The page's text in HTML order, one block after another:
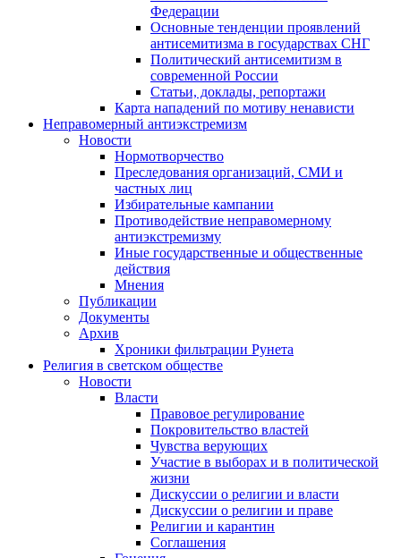
Федерации
Основные тенденции проявлений
антисемитизма в государствах СНГ
Политический антисемитизм в
современной России
Статьи, доклады, репортажи
Карта нападений по мотиву ненависти
Неправомерный антиэкстремизм
Новости
Нормотворчество
Преследования организаций, СМИ и
частных лиц
Избирательные кампании
Противодействие неправомерному
антиэкстремизму
Иные государственные и общественные
действия
Мнения
Публикации
Документы
Архив
Хроники фильтрации Рунета
Религия в светском обществе
Новости
Власти
Правовое регулирование
Покровительство властей
Чувства верующих
Участие в выборах и в политической
жизни
Дискуссии о религии и власти
Дискуссии о религии и праве
Религии и карантин
Соглашения